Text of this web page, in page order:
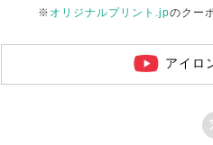
※ オリジナルプリント.jpのクー
アイロ